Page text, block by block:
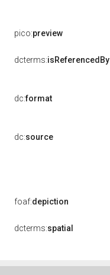
pico:preview
dcterms:isReferencedBy
dc:format
dc:source
foaf:depiction
dcterms:spatial